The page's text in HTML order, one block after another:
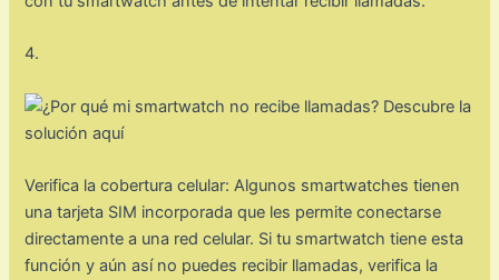
4.
Verifica la cobertura celular: Algunos smartwatches tienen
una tarjeta SIM incorporada que les permite conectarse
directamente a una red celular. Si tu smartwatch tiene esta
función y aún así no puedes recibir llamadas, verifica la